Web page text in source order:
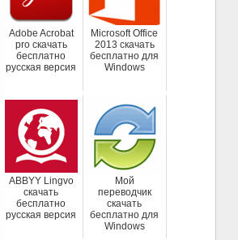
Adobe Acrobat
pro скачать
бесплатно
русская версия
Microsoft Office
2013 скачать
бесплатно для
Windows
ABBYY Lingvo
скачать
бесплатно
русская версия
Мой
переводчик
скачать
бесплатно для
Windows